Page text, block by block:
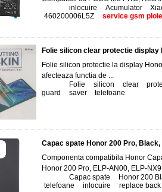
inlocuire Acumulator,
460200006L5Z
service gsm
Folie silicon clear protectie display
Folie silicon protectie la display
afecteaza functia de ...
Folie silicon clear,
guard
saver, telefoane
Capac spate Honor 200 Pro, Black,
Componenta compatibila Honor
Honor 200 Pro, ELP-AN00, ELP-NX9
Capac spate Honor 200
telefoane
inlocuire replace